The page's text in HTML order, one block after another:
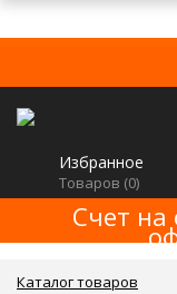
Избранное
Товаров (0)
Счет на
Каталог товаров